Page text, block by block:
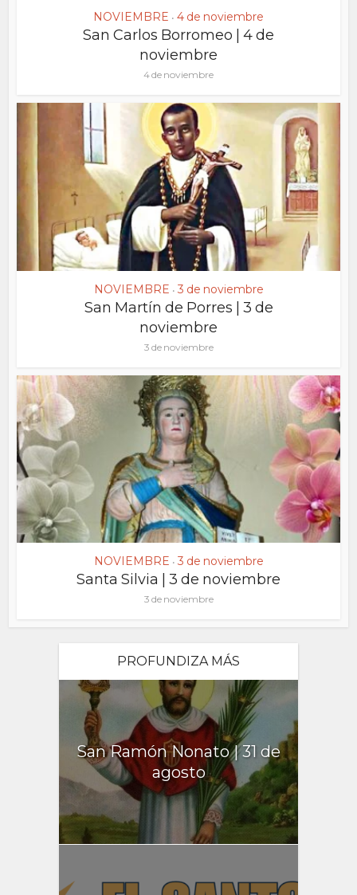
NOVIEMBRE • 4 de noviembre
San Carlos Borromeo | 4 de
noviembre
4 de noviembre
NOVIEMBRE • 3 de noviembre
San Martín de Porres | 3 de
noviembre
3 de noviembre
NOVIEMBRE • 3 de noviembre
Santa Silvia | 3 de noviembre
3 de noviembre
PROFUNDIZA MÁS
San Ramón Nonato | 31 de
agosto